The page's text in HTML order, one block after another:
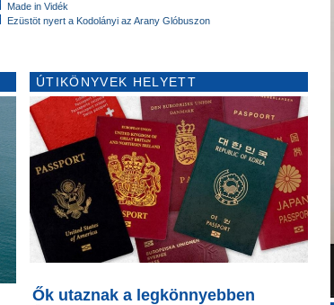
Made in Vidék
Ezüstöt nyert a Kodolányi az Arany Glóbuszon
ÚTIKÖNYVEK HELYETT
Ők utaznak a legkönnyebben